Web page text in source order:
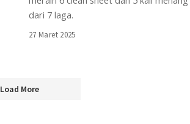
dari 7 laga.
27 Maret 2025
Load More